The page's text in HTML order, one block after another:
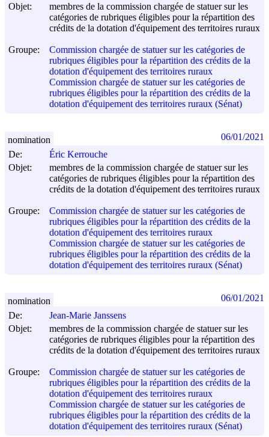
Objet:
membres de la commission chargée de statuer sur les
catégories de rubriques éligibles pour la répartition des
crédits de la dotation d'équipement des territoires ruraux
Groupe:
Commission chargée de statuer sur les catégories de
rubriques éligibles pour la répartition des crédits de la
dotation d'équipement des territoires ruraux
Commission chargée de statuer sur les catégories de
rubriques éligibles pour la répartition des crédits de la
dotation d'équipement des territoires ruraux (Sénat)
De:
Éric Kerrouche
Objet:
membres de la commission chargée de statuer sur les
catégories de rubriques éligibles pour la répartition des
crédits de la dotation d'équipement des territoires ruraux
Groupe:
Commission chargée de statuer sur les catégories de
rubriques éligibles pour la répartition des crédits de la
dotation d'équipement des territoires ruraux
Commission chargée de statuer sur les catégories de
rubriques éligibles pour la répartition des crédits de la
dotation d'équipement des territoires ruraux (Sénat)
nomination 06/01/2021
De:
Jean-Marie Janssens
Objet:
membres de la commission chargée de statuer sur les
catégories de rubriques éligibles pour la répartition des
crédits de la dotation d'équipement des territoires ruraux
Groupe:
Commission chargée de statuer sur les catégories de
rubriques éligibles pour la répartition des crédits de la
dotation d'équipement des territoires ruraux
Commission chargée de statuer sur les catégories de
rubriques éligibles pour la répartition des crédits de la
dotation d'équipement des territoires ruraux (Sénat)
nomination 06/01/2021